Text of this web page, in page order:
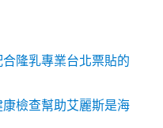
隆乳專業台北票貼的
檢查幫助艾麗斯是海